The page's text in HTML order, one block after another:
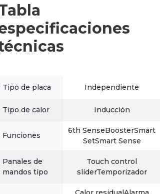
Tipo de placa Independiente
Tipo de calor Inducción
Funciones
6th SenseBoosterSmart
SetSmart Sense
Panales de
mandos tipo
Touch control
sliderTemporizador